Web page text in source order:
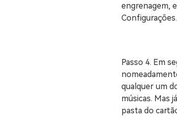
engrenagem,
Configurações.
Passo 4. Em
qualquer um
músicas. Mas
pasta do